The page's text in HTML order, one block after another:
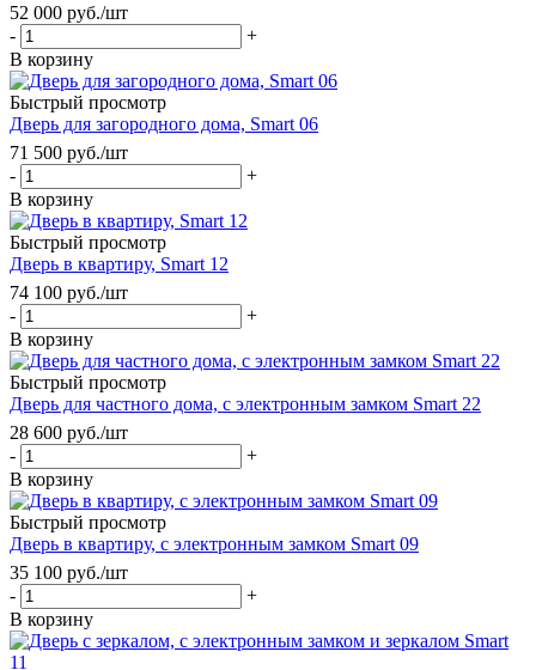
52 000 руб./шт
-
+
В корзину
Быстрый просмотр
Дверь для загородного дома, Smart 06
71 500 руб./шт
-
+
В корзину
Быстрый просмотр
Дверь в квартиру, Smart 12
74 100 руб./шт
-
+
В корзину
Быстрый просмотр
Дверь для частного дома, с электронным замком Smart 22
28 600 руб./шт
-
+
В корзину
Быстрый просмотр
Дверь в квартиру, с электронным замком Smart 09
35 100 руб./шт
-
+
В корзину